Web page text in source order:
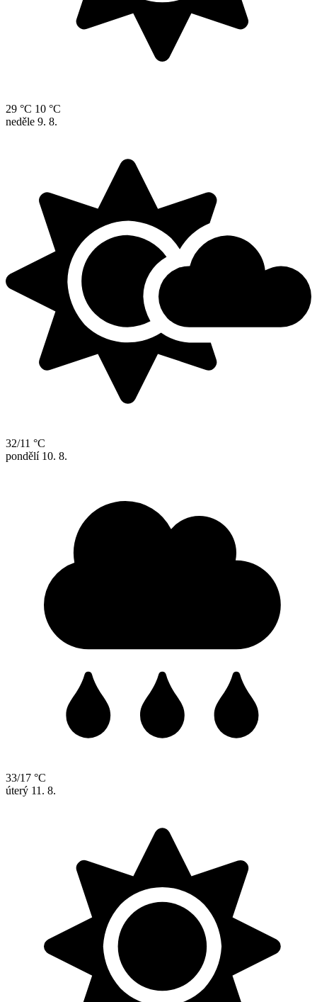
29 °C 10 °C
neděle 9. 8.
32/11 °C
pondělí 10. 8.
33/17 °C
úterý 11. 8.